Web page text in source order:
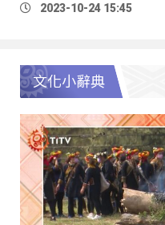
2023-10-24 15:45
文化小辭典